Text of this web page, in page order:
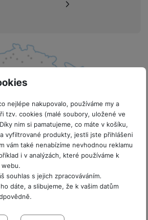
nejlépe nakupovalo, používáme my a
tzv. cookies (malé soubory, uložené ve
nim si pamatujeme, co máte v košíku,
vyfiltrované produkty, jestli jste přihlášeni
vám také nenabízíme nevhodnou reklamu
i v analýzách, které používáme k
webu.
souhlas s jejich zpracováváním.
dáte, a slibujeme, že k vašim datům
s kategoriemi
v ČR